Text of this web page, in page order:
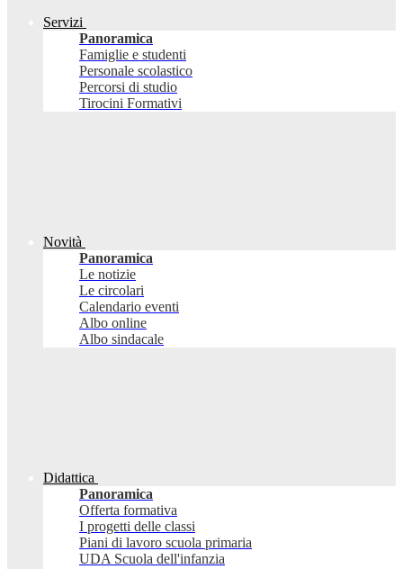
Servizi
Panoramica
Famiglie e studenti
Personale scolastico
Percorsi di studio
Tirocini Formativi
Novità
Panoramica
Le notizie
Le circolari
Calendario eventi
Albo online
Albo sindacale
Didattica
Panoramica
Offerta formativa
I progetti delle classi
Piani di lavoro scuola primaria
UDA Scuola dell'infanzia